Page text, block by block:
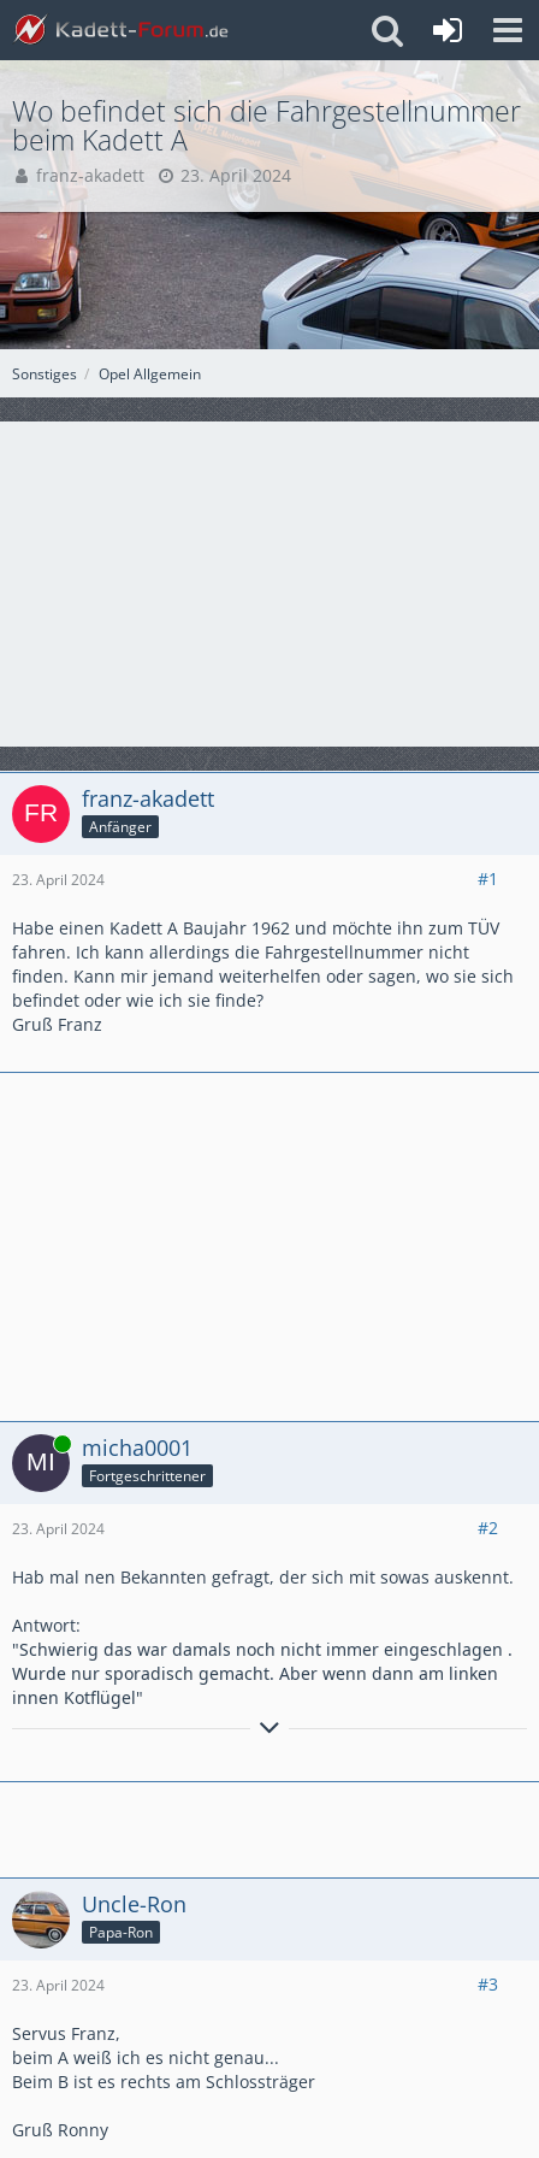
Sonstiges Opel Allgemein
Wo befindet sich die Fahrgestellnummer
beim Kadett A
franz-akadett 23. April 2024
franz-akadett
Anfänger
23. April 2024 #1
Habe einen Kadett A Baujahr 1962 und möchte ihn zum TÜV
fahren. Ich kann allerdings die Fahrgestellnummer nicht
finden. Kann mir jemand weiterhelfen oder sagen, wo sie sich
befindet oder wie ich sie finde?
Gruß Franz
Online micha0001
Fortgeschrittener
23. April 2024 #2
Hab mal nen Bekannten gefragt, der sich mit sowas auskennt.
Antwort:
"Schwierig das war damals noch nicht immer eingeschlagen .
Wurde nur sporadisch gemacht. Aber wenn dann am linken
innen Kotflügel"
B 1,1; C 1,0; D 1,2+1,3+1,6+2,0; E 2,0+1,3+1,6+2,0+2,0;
Kadett E-CC "Beauty" (Bj. 1991, 49k km)
Uncle-Ron
Papa-Ron
23. April 2024 #3
Servus Franz,
beim A weiß ich es nicht genau...
Beim B ist es rechts am Schlossträger
Gruß Ronny